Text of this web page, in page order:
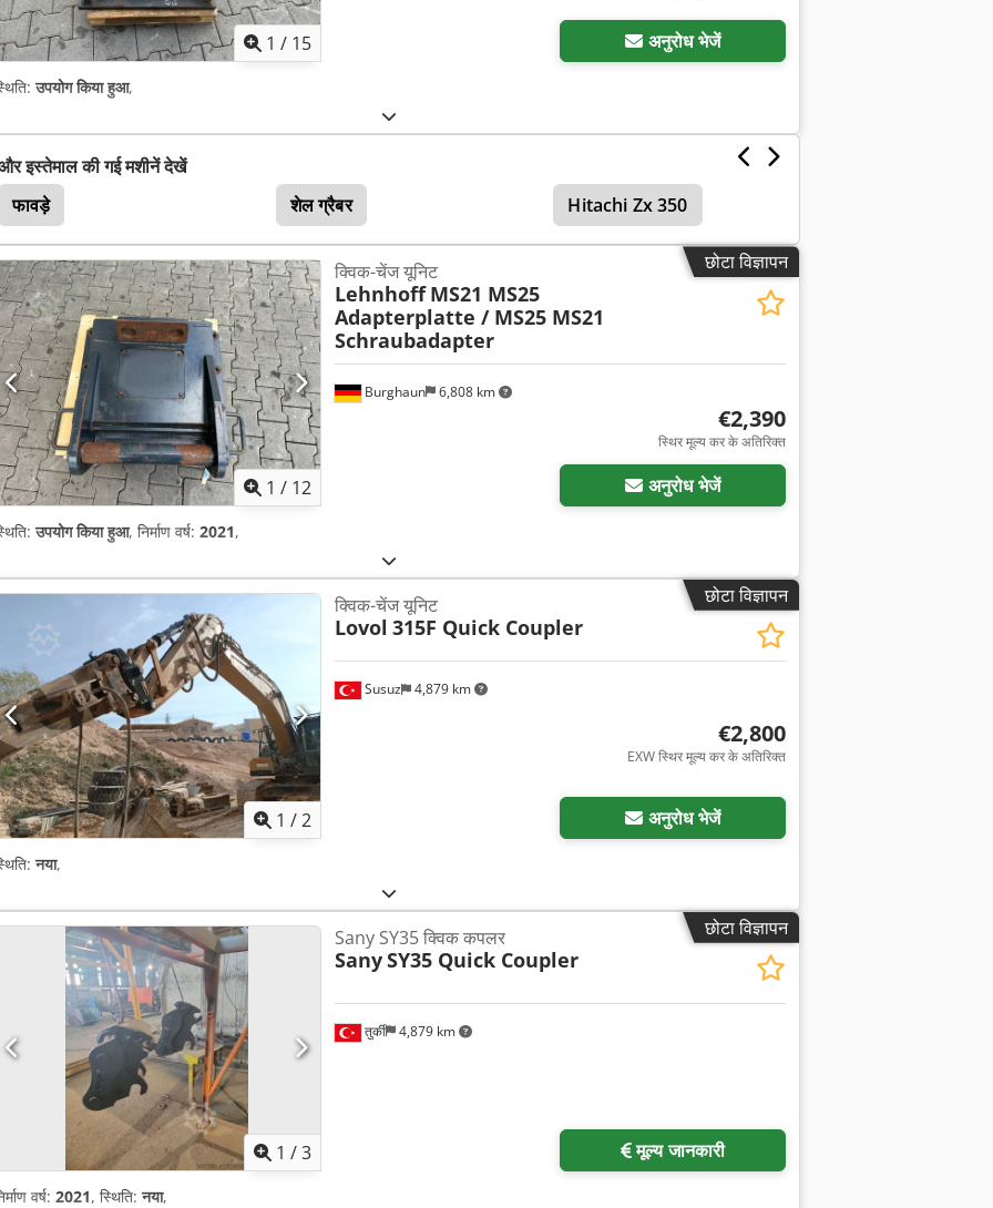
1 / 15 अनुरोध भेजें
उपयोग किया हुआ,
इस्तेमाल की गई मशीनें देखें
फावड़े
शेल ग्रैबर Hitachi Zx 350
छोटा विज्ञापन
1 / 12
Burghaun 6,808 km
क्विक-चेंज यूनिट
Lehnhoff MS21 MS25
Adapterplatte / MS25 MS21
Schraubadapter
€2,390
स्थिर मूल्य कर के अतिरिक्त
अनुरोध भेजें
उपयोग किया हुआ, निर्माण वर्ष: 2021,
छोटा विज्ञापन
अधिक चित्रों का अनुरोध करें
1 /2
Susuz 4,879 km
क्विक-चेंज यूनिट
Lovol 315F Quick Coupler
€2,800
EXW स्थिर मूल्य कर के अतिरिक्त
अनुरोध भेजें
नया,
छोटा विज्ञापन
1 /3
तुर्की 4,879 km
Sany SY35 क्विक कपलर
SanySY35 Quick Coupler
मूल्य जानकारी
वर्ष: 2021, स्थिति:नया,